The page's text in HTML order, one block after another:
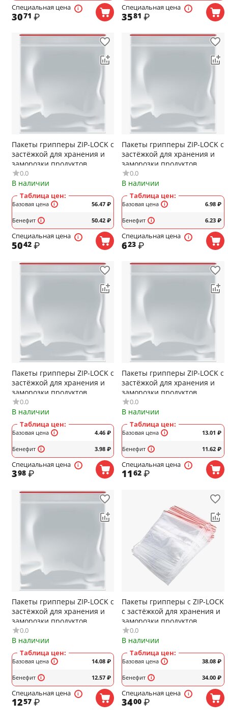
Специальная цена
3071 ₽
Специальная цена
3581 ₽
Пакеты грипперы ZIP-LOCK с
застёжкой для хранения и
заморозки продуктов
AVIORA, 200x250мм, 35мкм,
100шт/уп, (арт.107-011)
0.0
В наличии
Таблица цен:
Базовая цена
Бенефит
56.47 ₽
50.42 ₽
Специальная цена
5042 ₽
Пакеты грипперы ZIP-LOCK с
застёжкой для хранения и
заморозки продуктов
AVIORA, 60x80мм, 31мкм,
100шт/уп, (арт.107-003)
0.0
В наличии
Таблица цен:
Базовая цена
Бенефит
6.98₽
6.23₽
Специальная цена
623 ₽
Пакеты грипперы ZIP-LOCK с
застёжкой для хранения и
заморозки продуктов
AVIORA, 70x100мм, 31мкм,
100шт/уп, (арт.107-004)
0.0
В наличии
Таблица цен:
Базовая цена
Бенефит
4.46 ₽
3.98 ₽
Специальная цена
398 ₽
Пакеты грипперы ZIP-LOCK с
застёжкой для хранения и
заморозки продуктов
AVIORA, 80x120мм, 34мкм,
100 шт/уп, (арт.107-005)
0.0
В наличии
Таблица цен:
Базовая цена
Бенефит
13.01 ₽
11.62₽
Специальная цена
1162 ₽
Пакеты грипперы ZIP-LOCK с
застёжкой для хранения и
заморозки продуктов
AVIORA, 80x180мм, 35мкм,
100шт/уп, (арт.107-006)
0.0
В наличии
Таблица цен:
Базовая цена
Бенефит
14.08 ₽
12.57 ₽
Специальная цена
1257 ₽
Пакеты грипперы с ZIP-LOCK
с застёжкой для хранения и
заморозки продуктов
generic, 40x60мм, 30мкм,
(арт.8182)
0.0
В наличии
Таблица цен:
Базовая цена
Бенефит
38.08₽
34.00₽
Специальная цена
3400 ₽